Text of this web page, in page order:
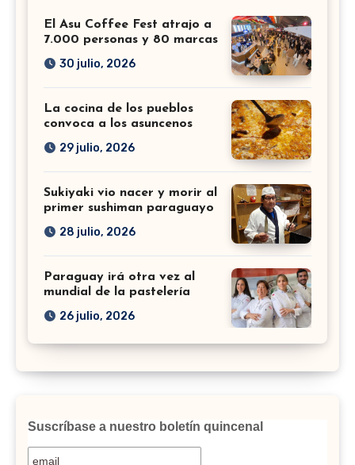
El Asu Coffee Fest atrajo a
7.000 personas y 80 marcas
30 julio, 2026
La cocina de los pueblos
convoca a los asuncenos
29 julio, 2026
Sukiyaki vio nacer y morir al
primer sushiman paraguayo
28 julio, 2026
Paraguay irá otra vez al
mundial de la pastelería
26 julio, 2026
Suscríbase a nuestro boletín quincenal